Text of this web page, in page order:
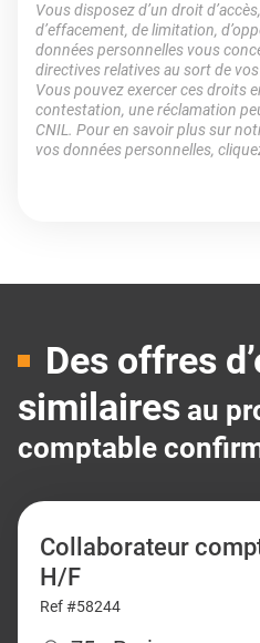
Vous disposez d’un droit
d’effacement, de limitation,
données personnelles vous
directives relatives au sort de
Vous pouvez exercer ces droits
contestation, une réclamation
CNIL. Pour en savoir plus sur
vos données personnelles,
Des offres
similaires au
comptable
Collaborateur
H/F
Ref #58244